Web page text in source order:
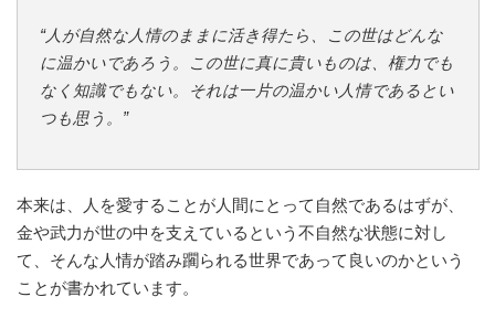
“人が自然な人情のままに活き得たら、この世はどんな
に温かいであろう。この世に真に貴いものは、権力でも
なく知識でもない。それは一片の温かい人情であるとい
つも思う。”
本来は、人を愛することが人間にとって自然であるはずが、
金や武力が世の中を支えているという不自然な状態に対し
て、そんな人情が踏み躙られる世界であって良いのかという
ことが書かれています。